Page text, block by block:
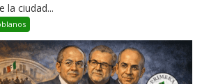
la ciudad...